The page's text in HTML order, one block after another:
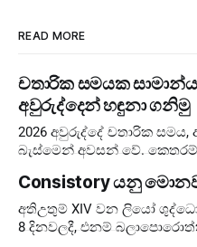
READ MORE
චතාරික සමයක
අවුරුද්දෙන් හඳුනා ගනිමු
2026 අවුරුද්දේ චතාරික සමය,
බැස්මෙන් අවසන් වේ.
Consistory යනු
අතිඋතුම් XIV වන ලියෝ
8 දිනවලදී, එනම්